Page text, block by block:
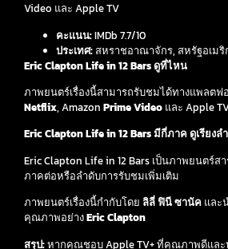
Video และ Apple TV
คะแนน:IMDb 7.7/10
ประเทศ:สหราชอาณาจักร, สหรัฐอเมริ
Eric Clapton Life in 12 Bars ดูที่ไหน
ภาพยนตร์เรื่องนี้สามารถรับชมได้ทางแพลต
Netflix, Amazon Prime Video และ Apple
Eric Clapton Life in 12 Bars มีกี่ภาค ดูเรียงล
Eric Clapton Life in 12 Bars เป็นภาพยนตร์ส
ภาคต่อหรือลำดับการรับชมเพิ่มเติม
ภาพยนตร์เรื่องนี้กำกับโดย ลิลี่ ฟินี ซานัค และ
คุณภาพอย่างEric Clapton
สรุป:หากคุณชอบ Apple TV+ ที่คุณภาพดีและ